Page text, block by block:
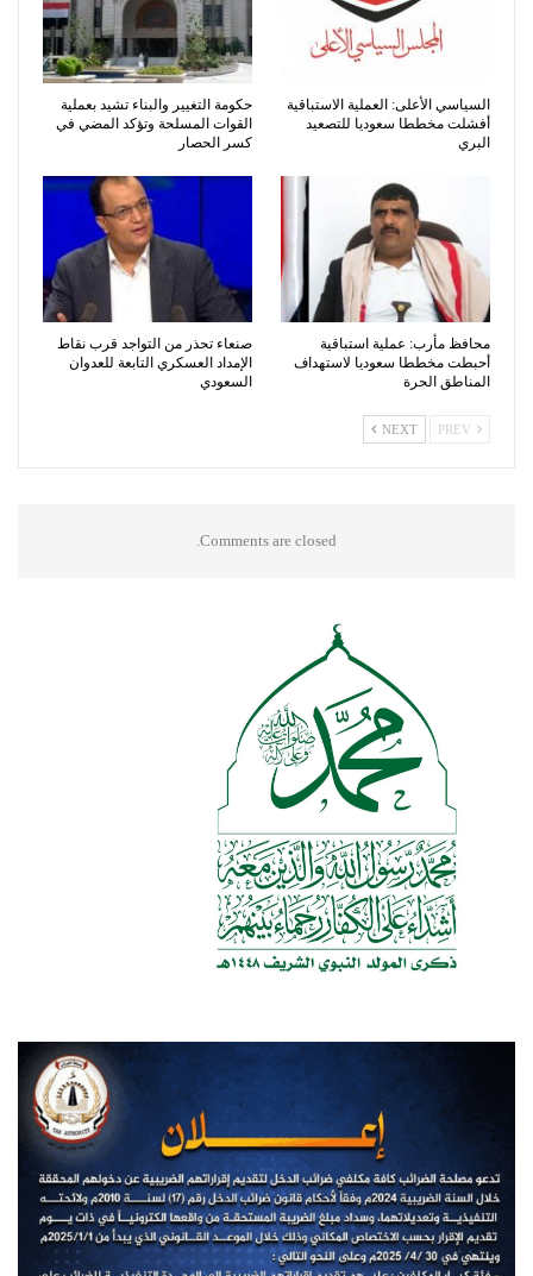
السياسي الأعلى: العملية الاستباقية
أفشلت مخططا سعوديا للتصعيد
البري
حكومة التغيير والبناء تشيد بعملية
القوات المسلحة وتؤكد المضي في
كسر الحصار
محافظ مأرب: عملية استباقية
أحبطت مخططا سعوديا لاستهداف
المناطق الحرة
صنعاء تحذر من التواجد قرب نقاط
الإمداد العسكري التابعة للعدوان
السعودي
NEXT
Comments are closed.